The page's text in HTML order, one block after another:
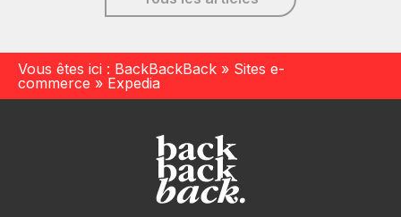
Vous êtes ici : BackBackBack » Sites e-
commerce » Expedia